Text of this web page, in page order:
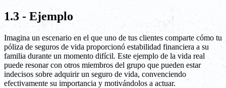
1.3 - Ejemplo
Imagina un escenario en el que uno de tus clientes comparte cómo tu
póliza de seguros de vida proporcionó estabilidad financiera a su
familia durante un momento difícil. Este ejemplo de la vida real
puede resonar con otros miembros del grupo que pueden estar
indecisos sobre adquirir un seguro de vida, convenciendo
efectivamente su importancia y motivándolos a actuar.